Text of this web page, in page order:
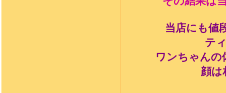
当店にも値
テ
ワンちゃんの
顔は